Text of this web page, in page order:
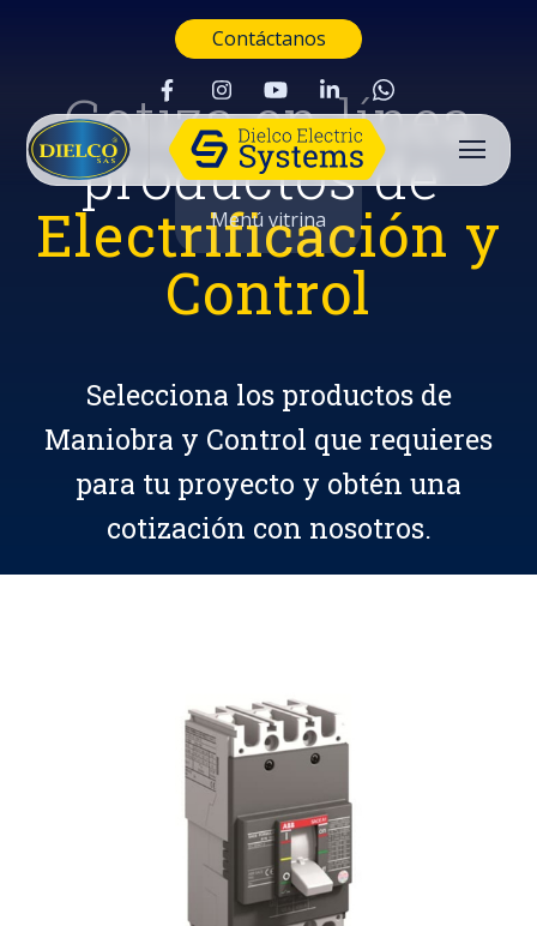
Contáctanos
Menú vitrina
Cotiza en línea
productos de
Electrificación y
Control
Selecciona los productos de
Maniobra y Control que requieres
para tu proyecto y obtén una
cotización con nosotros.